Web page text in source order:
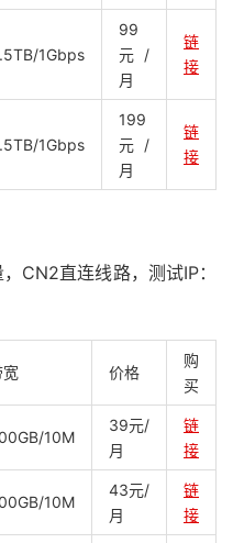
1Gbps
99
元/
月
链
接
1Gbps
199
元/
月
链
接
CN2直连线路，测试IP：
价格
购
买
10M
39元/
月
链
接
10M
43元/
月
链
接